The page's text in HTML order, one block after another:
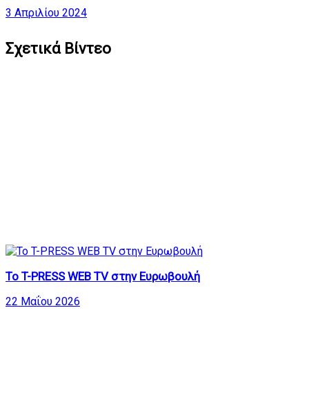
3 Απριλίου 2024
Σχετικά Βίντεο
To T-PRESS WEB TV στην Ευρωβουλή
22 Μαΐου 2026